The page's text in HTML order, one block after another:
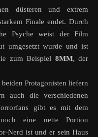
düsteren und extrem
Finale endet. Durch
Psyche weist der Film
umgesetzt wurde und ist
zum Beispiel 8MM, der
Protagonisten liefern
auch die verschiedenen
gibt es mit dem
eine nette Portion
Nerd ist und er sein Haus